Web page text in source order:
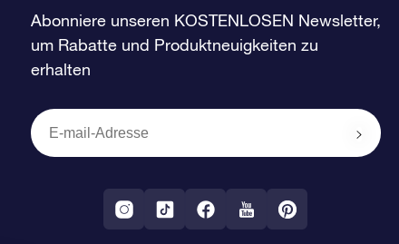
Abonniere unseren KOSTENLOSEN Newsletter,
um Rabatte und Produktneuigkeiten zu
erhalten